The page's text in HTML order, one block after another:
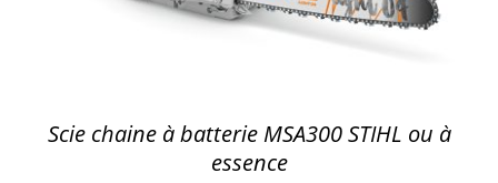
Scie chaine à batterie MSA300 STIHL ou à
essence